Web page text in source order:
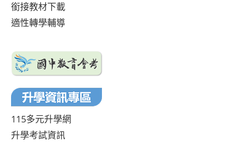
銜接教材下載
適性轉學輔導
115多元升學網
升學考試資訊